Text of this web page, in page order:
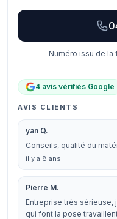
Numéro issu de la
4 avis vérifiés Google
AVIS CLIENTS
yan Q.
Conseils, qualité du
il y a 8 ans
Pierre M.
Entreprise très sérieuse,
qui font la pose